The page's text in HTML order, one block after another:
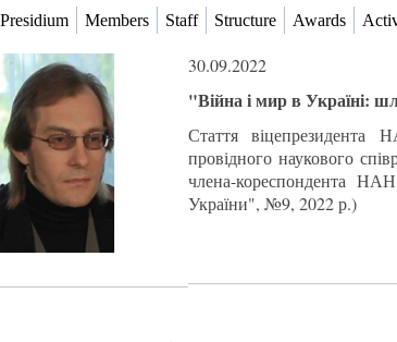
Presidium Members Staff Structure Awards
30.09.2022
"Війна і мир в Україні:
Стаття
провідного наукового
члена-кореспондента
України", №9, 2022 р.)